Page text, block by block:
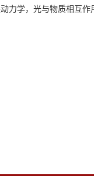
力学，光与物质相互作